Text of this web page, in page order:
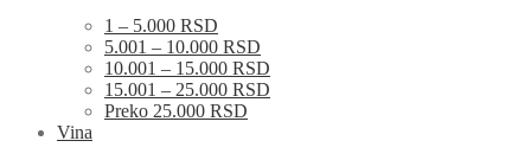
1 – 5.000 RSD
5.001 – 10.000 RSD
10.001 – 15.000 RSD
15.001 – 25.000 RSD
Preko 25.000 RSD
Vina